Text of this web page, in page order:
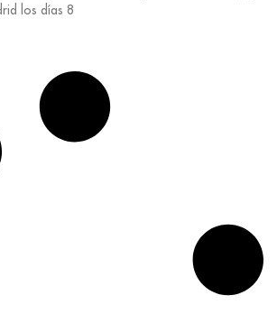
los días 8